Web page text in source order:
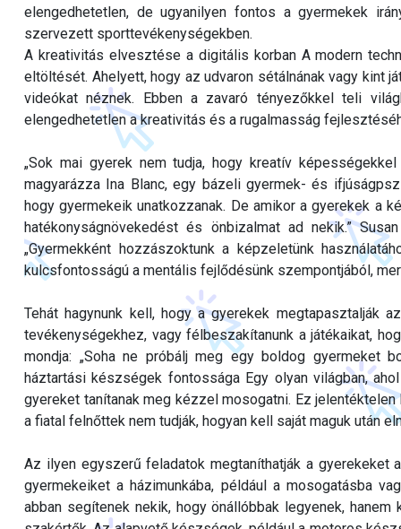
elengedhetetlen, de ugyanilyen fontos a gyermekek
szervezett sporttevékenységekben.
A kreativitás elvesztése a digitális korban A modern
eltöltését. Ahelyett, hogy az udvaron sétálnának vagy kint
videókat néznek. Ebben a zavaró tényezőkkel teli
elengedhetetlen a kreativitás és a rugalmasság
„Sok mai gyerek nem tudja, hogy kreatív
magyarázza Ina Blanc, egy bázeli gyermek- és
hogy gyermekeik unatkozzanak. De amikor a gyerekek a
hatékonyságnövekedést és önbizalmat ad nekik.”
„Gyermekként hozzászoktunk a képzeletünk
kulcsfontosságú a mentális fejlődésünk szempontjából,
Tehát hagynunk kell, hogy a gyerekek megtapasztalják
tevékenységekhez, vagy félbeszakítanunk a játékaikat,
mondja: „Soha ne próbálj meg egy boldog gyermeket
háztartási készségek fontossága Egy olyan világban,
gyereket tanítanak meg kézzel mosogatni. Ez
a fiatal felnőttek nem tudják, hogyan kell saját maguk után
Az ilyen egyszerű feladatok megtaníthatják a
gyermekeiket a házimunkába, például a mosogatásba
abban segítenek nekik, hogy önállóbbak legyenek,